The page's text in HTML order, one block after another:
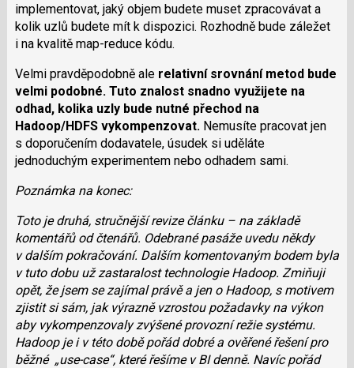
implementovat, jaký objem budete muset zpracovávat a
kolik uzlů budete mít k dispozici. Rozhodně bude záležet
i na kvalitě map-reduce kódu.
Velmi pravděpodobně ale relativní srovnání metod bude
velmi podobné. Tuto znalost snadno využijete na
odhad, kolika uzly bude nutné přechod na
Hadoop/HDFS vykompenzovat. Nemusíte pracovat jen
s doporučením dodavatele, úsudek si uděláte
jednoduchým experimentem nebo odhadem sami.
Poznámka na konec:
Toto je druhá, stručnější revize článku – na základě
komentářů od čtenářů. Odebrané pasáže uvedu někdy
v dalším pokračování. Dalším komentovaným bodem byla
v tuto dobu už zastaralost technologie Hadoop. Zmiňuji
opět, že jsem se zajímal právě a jen o Hadoop, s motivem
zjistit si sám, jak výrazně vzrostou požadavky na výkon
aby vykompenzovaly zvýšené provozní režie systému.
Hadoop je i v této době pořád dobré a ověřené řešení pro
běžné „use-case“, které řešíme v BI denně. Navíc pořád